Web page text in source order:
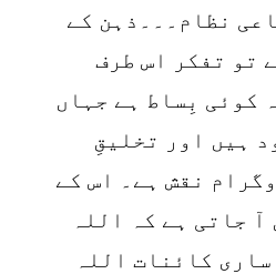
نظام۔۔۔ذہن کے
تو تفکر اس طرف
کوئی بِساط ہے جہاں
ہیں اور تخلیقِ
نقش ہے۔ اس کے
جاتی ہے کہ اللہ
کائنات اللہ